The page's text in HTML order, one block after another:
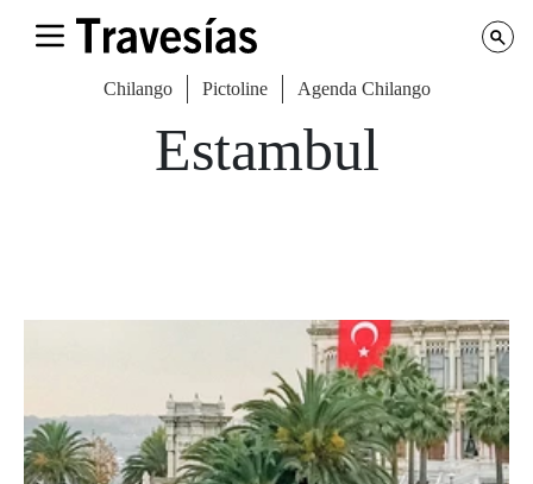
Chilango Pictoline Agenda Chilango
Estambul